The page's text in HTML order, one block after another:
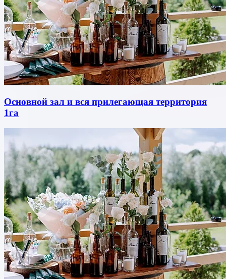
Основной зал и вся прилегающая территория
1га